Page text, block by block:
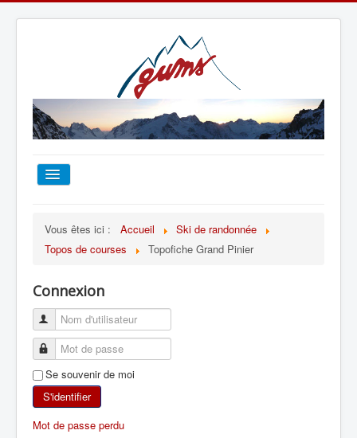
TOUT SUR LE GUMS
ESCALADE
ALPINISME
SKI DE RANDONNÉE
Vous êtes ici : Accueil
Ski de randonnée
Topos de courses
Topofiche Grand Pinier
Connexion
Se souvenir de moi
S'identifier
Mot de passe perdu